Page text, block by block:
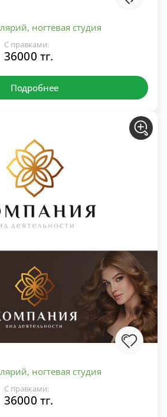
ногтевая студия
С правками:
36000 тг.
Подробнее
ногтевая студия
С правками:
36000 тг.